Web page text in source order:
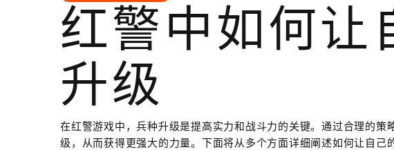
红警中如何让
升级
在红警游戏中，兵种升级是提高实力和战斗力的关键。通过合理的策
级，从而获得更强大的力量。下面将从多个方面详细阐述如何让自己